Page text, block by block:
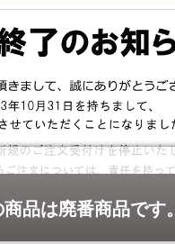
品は廃番商品です。